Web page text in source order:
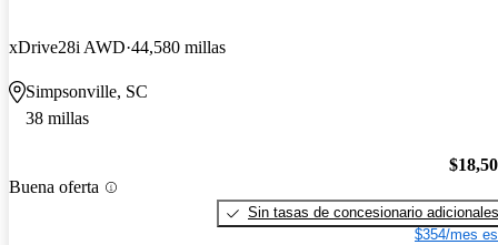
xDrive28i AWD 44,580 millas
Simpsonville, SC
38 millas
Buena oferta
Sin tasas de concesionario adicionales
$354/mes